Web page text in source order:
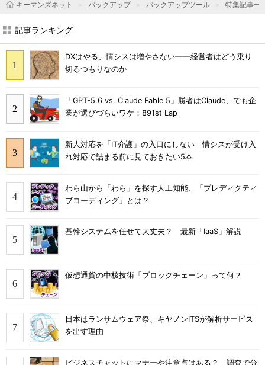
キーマンズネット
バックアップ バックアップツール 特集記事一
記事ランキング
DXはやる、情シスは増やさない――経営者はどう乗り
切るつもりなのか
「GPT-5.6 vs. Claude Fable 5」勝者はClaude、でも企
業が選びづらいワケ：891st Lap
新人対応を「IT介護」の入口にしない 情シスが受け入
れ対応で詰まる前に見ておきたい5本
わら山から「わら」を探す人工知能、「プレディクティ
ブコーディング」とは？
基幹システムを任せて大丈夫？ 最新「IaaS」解説
仮想通貨の中核技術「ブロックチェーン」って何？
日本はランサムウェア祭、キヤノンITSが解析サービス
を出す理由
ビジネスチャットにマナーや注意点はある？ 調査で分